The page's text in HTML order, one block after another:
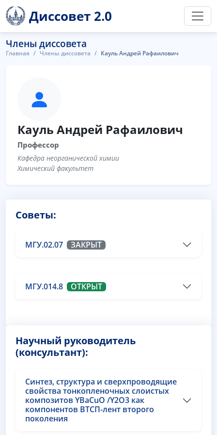
Диссовет 2.0
Члены диссовета
Главная Члены диссовета Кауль Андрей Рафаилович
Кауль Андрей Рафаилович
Профессор
Кафедра неорганической химии
Химический факультет
Советы:
МГУ.02.07 ЗАКРЫТ
МГУ.014.8 ОТКРЫТ
Научный руководитель
(консультант):
Синтез, структура и сверхпроводящие
свойства тонкопленочных слоистых
композитов YBаCuO /Y2O3 как
компонентов ВТСП-лент второго
поколения